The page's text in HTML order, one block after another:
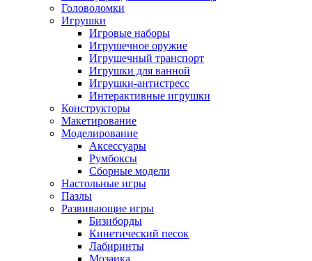
Головоломки
Игрушки
Игровые наборы
Игрушечное оружие
Игрушечный транспорт
Игрушки для ванной
Игрушки-антистресс
Интерактивные игрушки
Конструкторы
Макетирование
Моделирование
Аксессуары
Румбоксы
Сборные модели
Настольные игры
Пазлы
Развивающие игры
Бизиборды
Кинетический песок
Лабиринты
Мозаика